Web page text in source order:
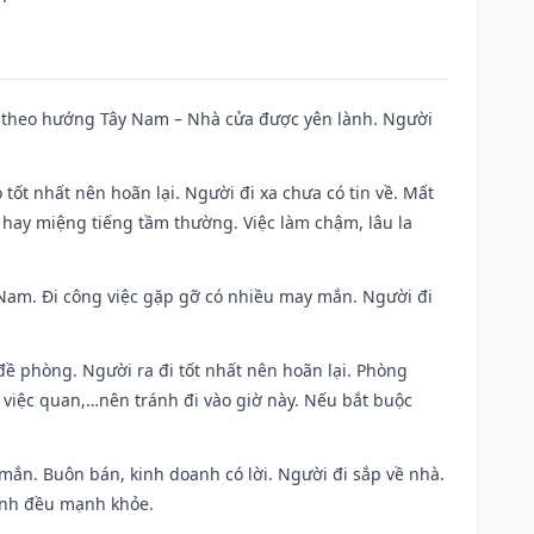
hướng Tây Nam – Nhà cửa được yên lành. Người
nhất nên hoãn lại. Người đi xa chưa có tin về. Mất
miệng tiếng tầm thường. Việc làm chậm, lâu la
Đi công việc gặp gỡ có nhiều may mắn. Người đi
phòng. Người ra đi tốt nhất nên hoãn lại. Phòng
quan,…nên tránh đi vào giờ này. Nếu bắt buộc
Buôn bán, kinh doanh có lời. Người đi sắp về nhà.
đều mạnh khỏe.